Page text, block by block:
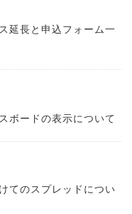
延長と申込フォーム一
ボードの表示について
てのスプレッドについ